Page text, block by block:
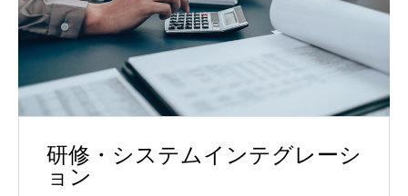
研修・システムインテグレーシ
ョン